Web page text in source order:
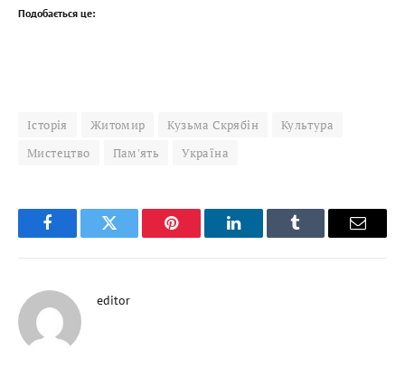
Подобається це:
Історія Житомир Кузьма Скрябін
Культура
Мистецтво
Пам'ять Україна
FacebookTwitter Pinterest LinkedInTumblr Email
editor